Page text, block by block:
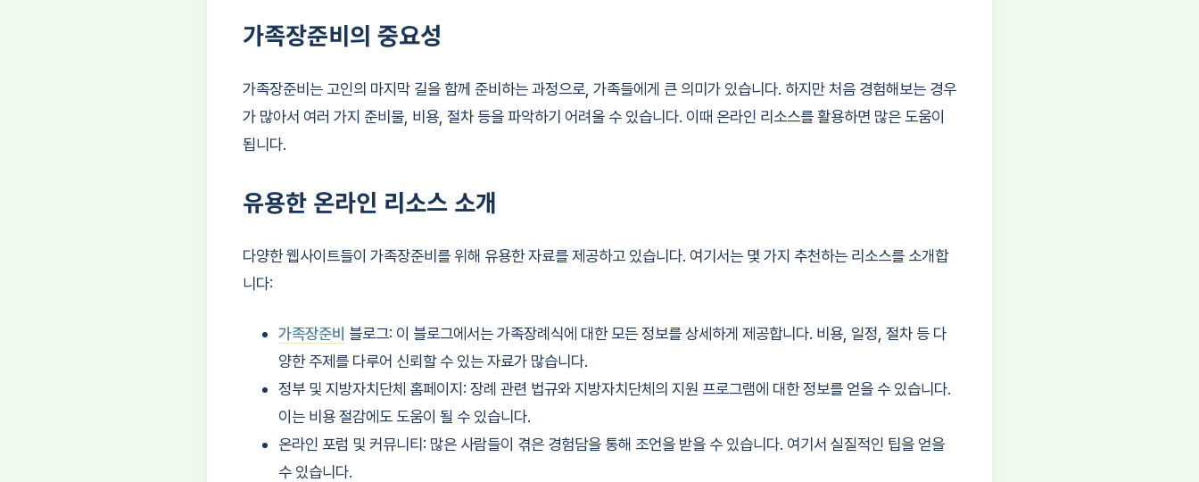
가족장준비의 중요성
가족장준비는 고인의 마지막 길을 함께 준비하는 과정으로, 가족들에게 큰 의미가 있습니다. 하지만 처음 경험해보는 경우
가 많아서 여러 가지 준비물, 비용, 절차 등을 파악하기 어려울 수 있습니다. 이때 온라인 리소스를 활용하면 많은 도움이
됩니다.
유용한 온라인 리소스 소개
다양한 웹사이트들이 가족장준비를 위해 유용한 자료를 제공하고 있습니다. 여기서는 몇 가지 추천하는 리소스를 소개합
니다:
가족장준비 블로그: 이 블로그에서는 가족장례식에 대한 모든 정보를 상세하게 제공합니다. 비용, 일정, 절차 등 다
양한 주제를 다루어 신뢰할 수 있는 자료가 많습니다.
정부 및 지방자치단체 홈페이지: 장례 관련 법규와 지방자치단체의 지원 프로그램에 대한 정보를 얻을 수 있습니다.
이는 비용 절감에도 도움이 될 수 있습니다.
온라인 포럼 및 커뮤니티: 많은 사람들이 겪은 경험담을 통해 조언을 받을 수 있습니다. 여기서 실질적인 팁을 얻을
수 있습니다.